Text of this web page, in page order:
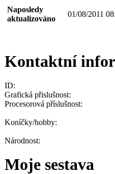
Naposledy
aktualizováno
01/08/2011
Kontaktní
ID:
Grafická přislušnost:
Procesorová příslušnost:
Koníčky/hobby:
Národnost:
Moje sestava